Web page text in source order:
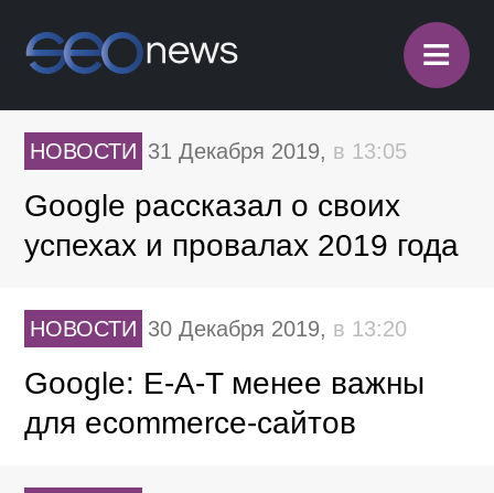
≡
НОВОСТИ 31 Декабря 2019, в 13:05
Google рассказал о своих
успехах и провалах 2019 года
НОВОСТИ 30 Декабря 2019, в 13:20
Google: E-A-T менее важны
для ecommerce-сайтов